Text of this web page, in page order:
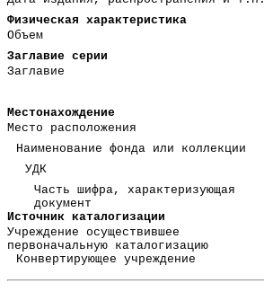
Физическая характеристика
Объем
Заглавие серии
Заглавие
Местонахождение
Место расположения
Наименование фонда или коллекции
УДК
Часть шифра, характеризующая
документ
Источник каталогизации
Учреждение осуществившее
первоначальную каталогизацию
Конвертирующее учреждение